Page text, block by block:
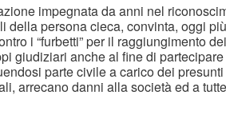
impegnata da anni nel
della persona cieca, convinta, oggi
i “furbetti” per il raggiungimento
giudiziari anche al fine di partecipare
parte civile a carico dei presunti
arrecano danni alla società ed a